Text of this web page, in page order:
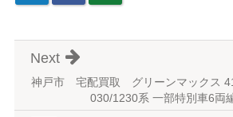
神戸市 宅配買取 グリーンマックス
030/1230系 一部特別車6両
Next